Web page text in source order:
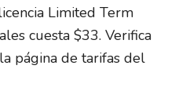
Limited Term
cuesta $33. Verifica
página de tarifas del